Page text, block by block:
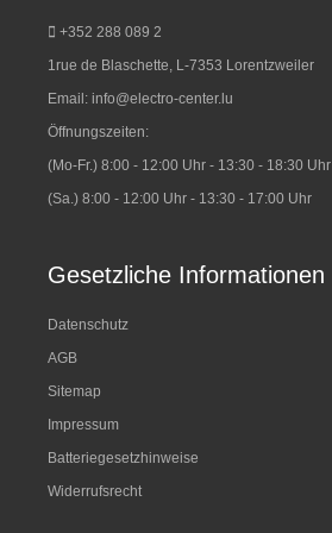
+352 288 089 2
1rue de Blaschette, L-7353 Lorentzweiler
Email: info@electro-center.lu
Öffnungszeiten:
(Mo-Fr.) 8:00 - 12:00 Uhr - 13:30 - 18:30 Uhr
(Sa.) 8:00 - 12:00 Uhr - 13:30 - 17:00 Uhr
Gesetzliche Informationen
Datenschutz
AGB
Sitemap
Impressum
Batteriegesetzhinweise
Widerrufsrecht